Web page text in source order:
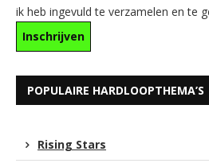
ik heb ingevuld te verzamelen en te
POPULAIRE HARDLOOPTHEMA’S
Rising Stars